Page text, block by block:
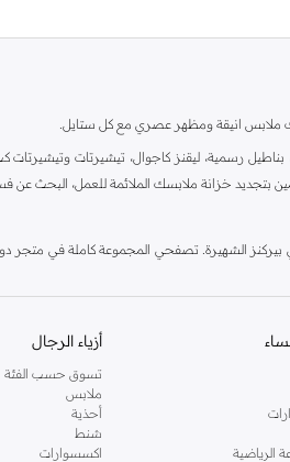
لك ملابس انيقة ومظهر عصري مع كل ستايل.
رسمية، ليقنز كاجوال، تيشيرتات
بتجديد خزانة ملابسك الملائمة للعمل، البحث
الشهيرة. تصفحي المجموعة كاملة في متجر
الرياضية
أزياء الرجال
تسوق حسب الفئة
ملابس
أحذية
شنط
اكسسوارات